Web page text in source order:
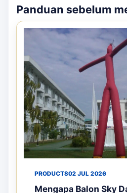
Panduan sebelum
PRODUCTS02 JUL 2026
Mengapa Balon Sky